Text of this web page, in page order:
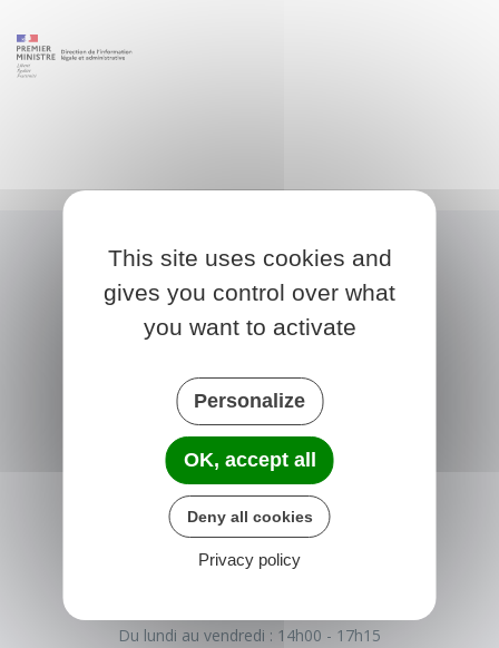
NONVILLE
Place de la Mairie
77140 nonville
France
01 64 29 01 34
Du lundi au vendredi : 14h00 - 17h15
This site uses cookies and
gives you control over what
you want to activate
Personalize
OK, accept all
Deny all cookies
Privacy policy